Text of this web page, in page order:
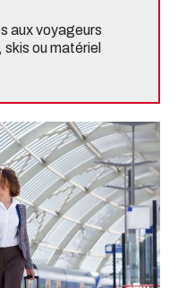
aux voyageurs
ou matériel